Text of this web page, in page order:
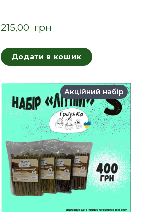
215,00  грн
Додати в кошик
Акційний набір